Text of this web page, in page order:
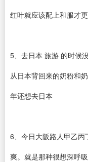
红叶就应该配上和服才更
5、去日本 旅游 的时候
从日本背回来的奶粉和
年还想去日本
6、今日大阪路人甲乙
爽。就是那种很想深呼